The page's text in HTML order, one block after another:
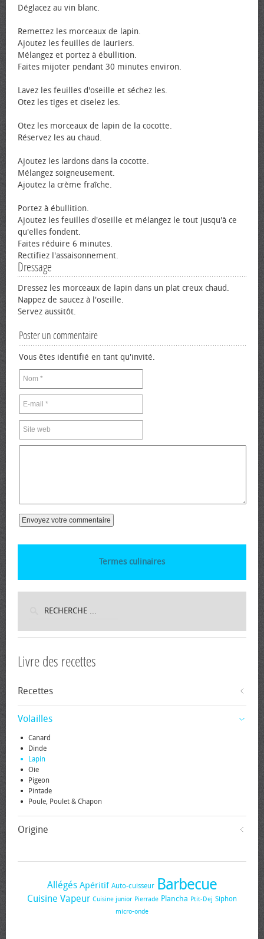
Déglacez au vin blanc.
Remettez les morceaux de lapin.
Ajoutez les feuilles de lauriers.
Mélangez et portez à ébullition.
Faites mijoter pendant 30 minutes environ.
Lavez les feuilles d'oseille et séchez les.
Otez les tiges et ciselez les.
Otez les morceaux de lapin de la cocotte.
Réservez les au chaud.
Ajoutez les lardons dans la cocotte.
Mélangez soigneusement.
Ajoutez la crème fraîche.
Portez à ébullition.
Ajoutez les feuilles d'oseille et mélangez le tout jusqu'à ce
qu'elles fondent.
Faites réduire 6 minutes.
Rectifiez l'assaisonnement.
Dressage
Dressez les morceaux de lapin dans un plat creux chaud.
Nappez de saucez à l'oseille.
Servez aussitôt.
Poster un commentaire
Vous êtes identifié en tant qu'invité.
Termes culinaires
Livre des recettes
Recettes
Volailles
Canard
Dinde
Lapin
Oie
Pigeon
Pintade
Poule, Poulet & Chapon
Origine
Allégés Apéritif Auto-cuisseur Barbecue
Cuisine Vapeur Cuisine junior Pierrade Plancha Ptit-Dej Siphon
micro-onde